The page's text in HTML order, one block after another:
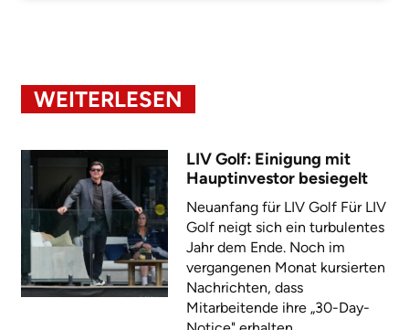
WEITERLESEN
LIV Golf: Einigung mit
Hauptinvestor besiegelt
Neuanfang für LIV Golf Für LIV
Golf neigt sich ein turbulentes
Jahr dem Ende. Noch im
vergangenen Monat kursierten
Nachrichten, dass
Mitarbeitende ihre „30-Day-